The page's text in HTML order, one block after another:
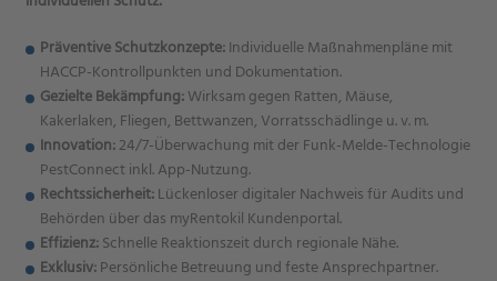
Präventive Schutzkonzepte:Individuelle Maßnahmenpläne mit
HACCP-Kontrollpunkten und Dokumentation.
Gezielte Bekämpfung:Wirksam gegen Ratten, Mäuse,
Kakerlaken, Fliegen, Bettwanzen, Vorratsschädlinge u. v. m.
Innovation:24/7-Überwachung mit der Funk-Melde-Technologie
PestConnect inkl. App-Nutzung.
Rechtssicherheit:Lückenloser digitaler Nachweis für Audits und
Behörden über das myRentokil Kundenportal.
Effizienz:Schnelle Reaktionszeit durch regionale Nähe.
Exklusiv:Persönliche Betreuung und feste Ansprechpartner.